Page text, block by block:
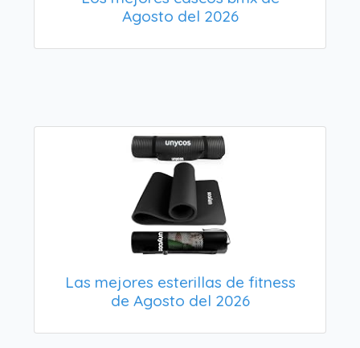
Agosto del 2026
Las mejores esterillas de fitness
de Agosto del 2026